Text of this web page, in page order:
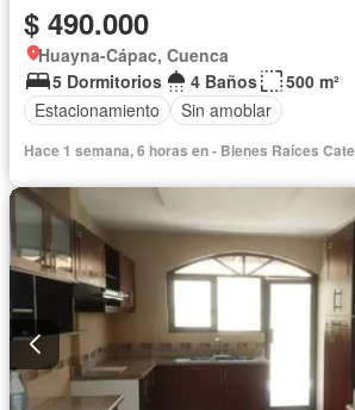
$ 490.000
Huayna-Cápac, Cuenca
5 Dormitorios
4 Baños
500 m²
Estacionamiento
Sin amoblar
Hace 1 semana, 6 horas en - Bienes Raíces